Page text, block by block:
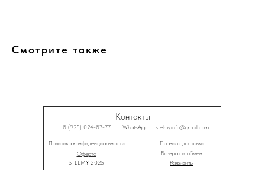
Смотрите также
Оферта
Политика конфиденциальности
Правила доставки
Возврат и обмен
Контакты
STELMY 2025 Реквизиты
8 (925) 024-87-77 WhatsApp stelmy.info@gmail.com